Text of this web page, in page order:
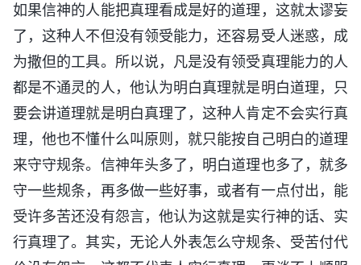
如果信神的人能把真理看成是好的道理，这就太谬妄
了，这种人不但没有领受能力，还容易受人迷惑，成
为撒但的工具。所以说，凡是没有领受真理能力的人
都是不通灵的人，他认为明白真理就是明白道理，只
要会讲道理就是明白真理了，这种人肯定不会实行真
理，他也不懂什么叫原则，就只能按自己明白的道理
来守守规条。信神年头多了，明白道理也多了，就多
守一些规条，再多做一些好事，或者有一点付出，能
受许多苦还没有怨言，他认为这就是实行神的话、实
行真理了。其实，无论人外表怎么守规条、受苦付代